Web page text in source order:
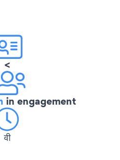
<
in engagement
वी